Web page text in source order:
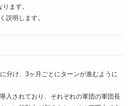
ます。
説明します。
分け、3ヶ月ごとにターンが進むように
入されており、それぞれの軍団の軍団長